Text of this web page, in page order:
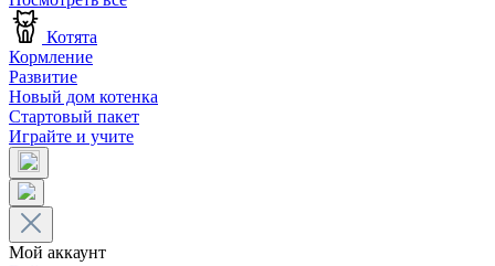
Котята
Кормление
Развитие
Новый дом котенка
Стартовый пакет
Играйте и учите
Мой аккаунт